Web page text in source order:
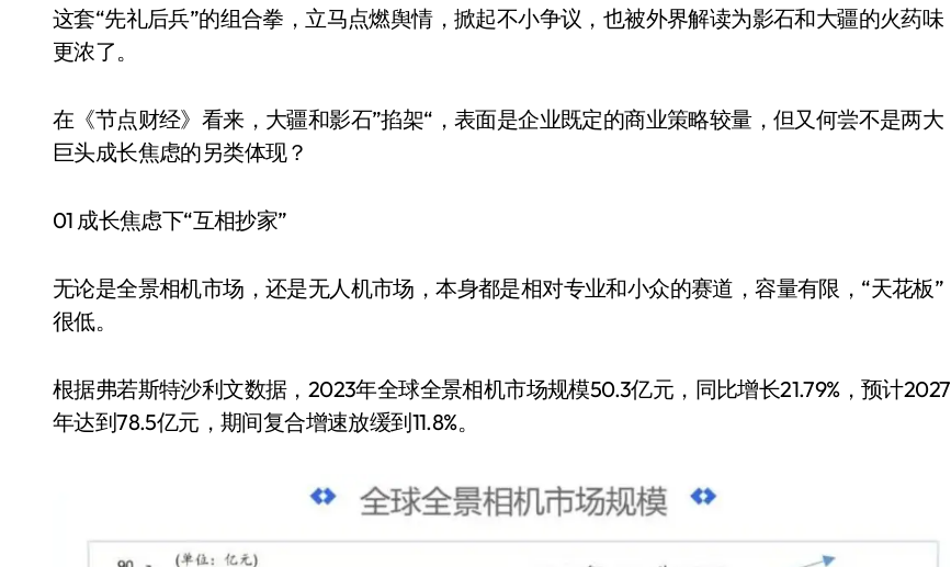
这套“先礼后兵”的组合拳，立马点燃舆情，掀起不小争议，也被外界解读为影石和大疆的火药味
更浓了。
在《节点财经》看来，大疆和影石”掐架“，表面是企业既定的商业策略较量，但又何尝不是两大
巨头成长焦虑的另类体现？
01 成长焦虑下“互相抄家”
无论是全景相机市场，还是无人机市场，本身都是相对专业和小众的赛道，容量有限，“天花板”
很低。
根据弗若斯特沙利文数据，2023年全球全景相机市场规模50.3亿元，同比增长21.79%，预计2027
年达到78.5亿元，期间复合增速放缓到11.8%。
从电视一哥到声学霸主，
开了回音壁的顶级牌桌
7 月 27, 2026
追觅清洁电器全球累计出
创新驱动多品类增长
8 月 6, 2026